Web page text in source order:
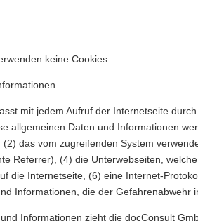
keine Cookies.
mit jedem Aufruf der Internetseite
allgemeinen Daten und Informationen
das vom zugreifenden System
Referrer), (4) die Unterwebseiten,
die Internetseite, (6) eine Internet-
Informationen, die der
Informationen zieht die docConsult